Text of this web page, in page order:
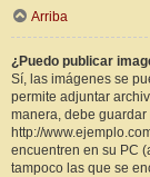
Arriba
¿Puedo publicar
Sí, las imágenes se
permite adjuntar
manera, debe
http://
encuentren en su PC
tampoco las que se